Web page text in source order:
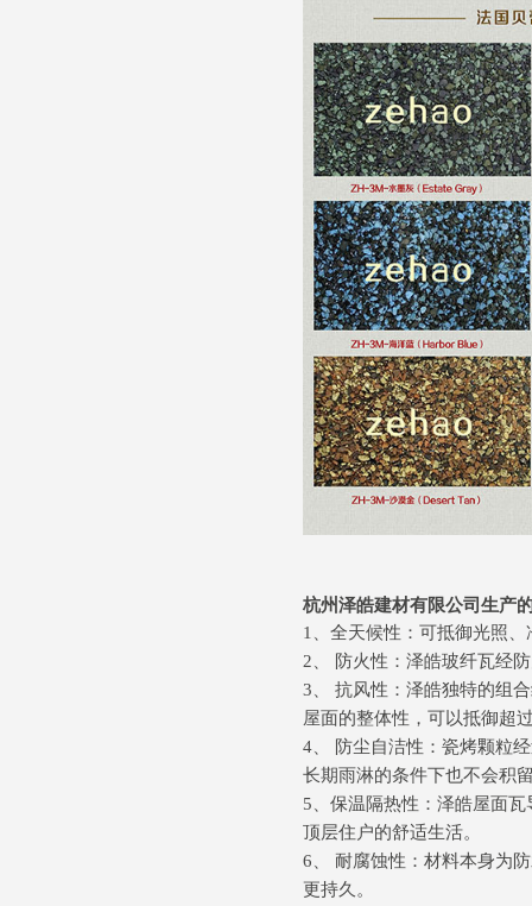
杭州泽皓建材有限公司生产
1、全天候性：可抵御光照
2、 防火性：泽皓玻纤瓦经
3、 抗风性：泽皓独特的组
屋面的整体性，可以抵御超
4、 防尘自洁性：瓷烤颗粒
长期雨淋的条件下也不会积
5、保温隔热性：泽皓屋面
顶层住户的舒适生活。
6、 耐腐蚀性：材料本身为
更持久。